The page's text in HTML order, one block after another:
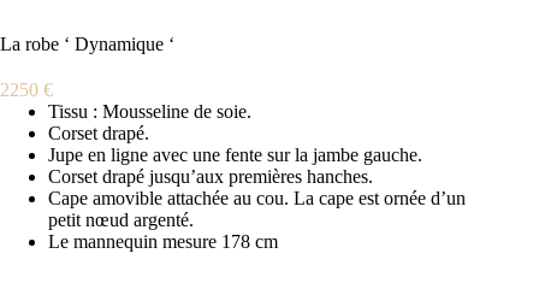
La robe ‘ Dynamique ‘
2250 €
Tissu : Mousseline de soie.
Corset drapé.
Jupe en ligne avec une fente sur la jambe gauche.
Corset drapé jusqu’aux premières hanches.
Cape amovible attachée au cou. La cape est ornée d’un
petit nœud argenté.
Le mannequin mesure 178 cm